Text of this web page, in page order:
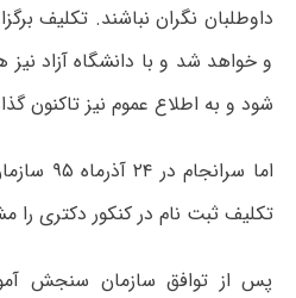
داوطلبان نگران نباشند. تکلیف
و خواهد شد و با دانشگاه آزاد
شود و به اطلاع عموم نیز تاکنون
اما
تکلیف ثبت نام در کنکور دکتری
پس از توافق سازمان سنجش